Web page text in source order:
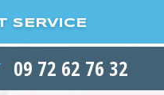
SERVICE
09 72 62 76 32